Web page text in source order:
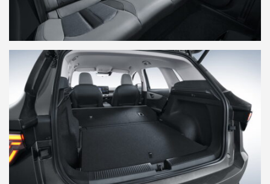
Comunicados de prensa
Contacto de prensa
MG Motor